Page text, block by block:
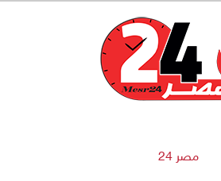
مصر 24